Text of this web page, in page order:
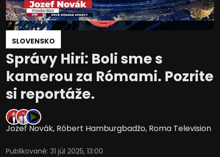
SLOVENSKO
Správy Hiri: Boli sme s
kamerou za Rómami. Pozrite
si reportáže.
Jozef Novák, Róbert Hamburgbadžo, Roma Television
Publikované: 31 júl 2025, 13:00